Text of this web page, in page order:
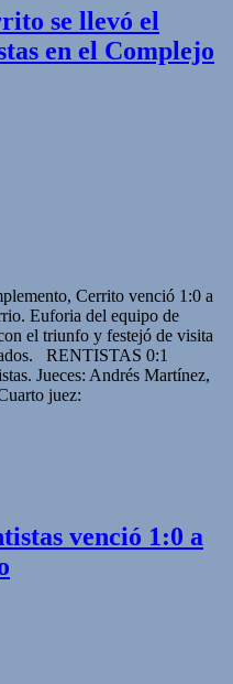
se llevó el
en el Complejo
Cerrito venció 1:0 a
Euforia del equipo de
el triunfo y festejó de visita
RENTISTAS 0:1
Jueces: Andrés Martínez,
juez:
venció 1:0 a